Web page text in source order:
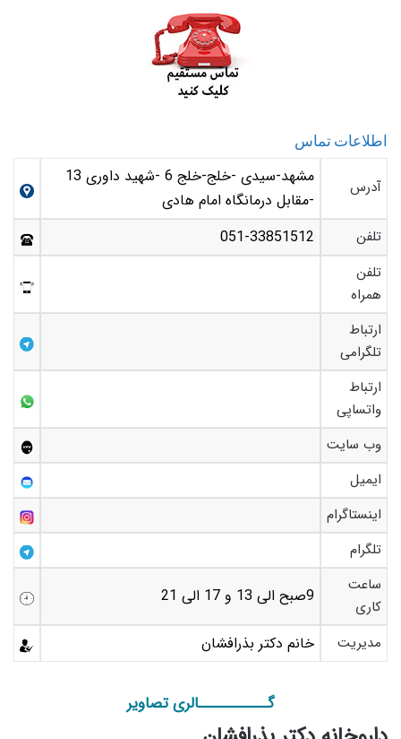
اطلاعات تماس
آدرس
مشهد-سیدی -خلج-خلج 6 -شهید داوری 13
-مقابل درمانگاه امام هادی
تلفن 051-33851512
تلفن
همراه
ارتباط
تلگرامی
ارتباط
واتساپی
وب سایت
ایمیل
اینستاگرام
تلگرام
ساعت
کاری
9صبح الی 13 و 17 الی 21
مدیریت خانم دکتر بذرافشان
گـــــــــــالری تصاویر